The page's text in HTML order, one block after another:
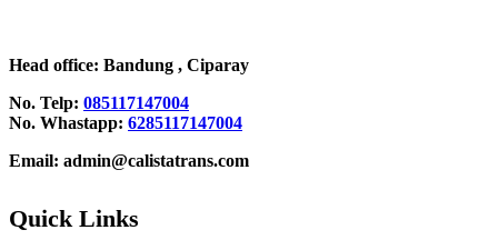
Head office: Bandung , Ciparay
No. Telp: 085117147004
No. Whastapp: 6285117147004
Email: admin@calistatrans.com
Quick Links